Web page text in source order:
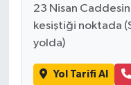
23 Nisan
kesiştiği noktada
yolda)
Yol Tarifi Al